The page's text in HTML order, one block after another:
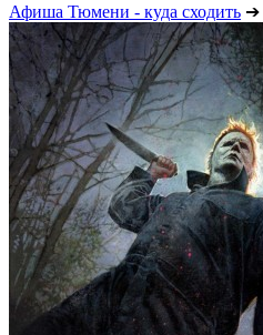
Афиша Тюмени - куда сходить ➔